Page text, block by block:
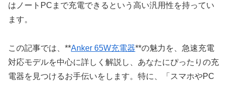
はノートPCまで充電できるという高い汎用性を持ってい
ます。
この記事では、**Anker 65W充電器**の魅力を、急速充電
対応モデルを中心に詳しく解説し、あなたにぴったりの充
電器を見つけるお手伝いをします。特に、「スマホやPC